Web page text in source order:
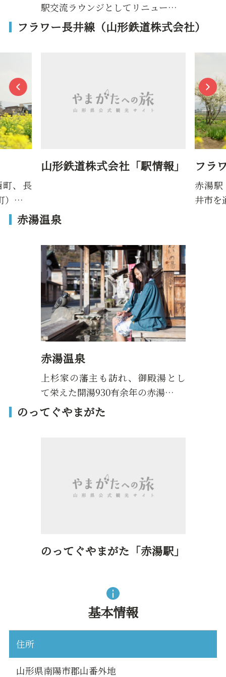
駅交流ラウンジとしてリニュー…
フラワー長井線（山形鉄道株式会社）
、長
）…
山形鉄道株式会社「駅情報」 フラ
赤湯
井市を
赤湯温泉
赤湯温泉
上杉家の藩主も訪れ、御殿湯とし
て栄えた開湯930有余年の赤湯…
のってぐやまがた
のってぐやまがた「赤湯駅」
基本情報
住所
山形県南陽市郡山番外地